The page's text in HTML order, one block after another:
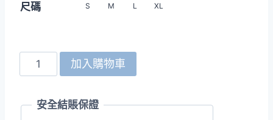
尺碼
S M L XL
ANVIL
987
裝
加入購物車
安全結賬保證